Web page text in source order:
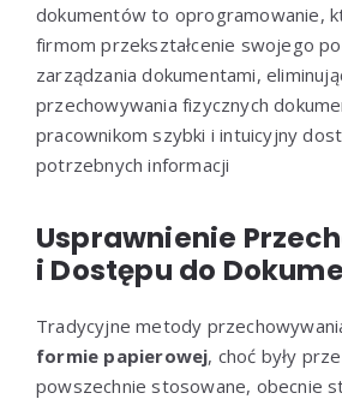
dokumentów to oprogramowanie,
firmom przekształcenie swojego
zarządzania dokumentami,
przechowywania fizycznych
pracownikom szybki i intuicyjny
potrzebnych informacji
Usprawnienie
i Dostępu do
Tradycyjne metody
formie papierowej, choć były
powszechnie stosowane, obecnie